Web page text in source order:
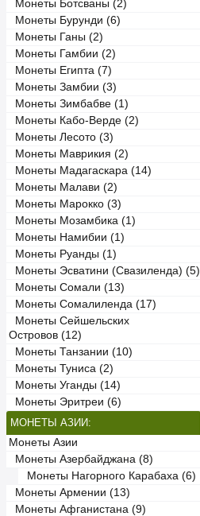
Монеты Ботсваны (2)
Монеты Бурунди (6)
Монеты Ганы (2)
Монеты Гамбии (2)
Монеты Египта (7)
Монеты Замбии (3)
Монеты Зимбабве (1)
Монеты Кабо-Верде (2)
Монеты Лесото (3)
Монеты Маврикия (2)
Монеты Мадагаскара (14)
Монеты Малави (2)
Монеты Марокко (3)
Монеты Мозамбика (1)
Монеты Намибии (1)
Монеты Руанды (1)
Монеты Эсватини (Свазиленда) (5)
Монеты Сомали (13)
Монеты Сомалиленда (17)
Монеты Сейшельских
Островов (12)
Монеты Танзании (10)
Монеты Туниса (2)
Монеты Уганды (14)
Монеты Эритреи (6)
МОНЕТЫ АЗИИ:
Монеты Азии
Монеты Азербайджана (8)
Монеты Нагорного Карабаха (6)
Монеты Армении (13)
Монеты Афганистана (9)